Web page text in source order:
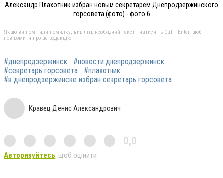
Александр Плахотник избран новым секретарем Днепродзержинского
горсовета (фото) - фото 6
Якщо ви помітили помилку, виділіть необхідний текст і натисніть Ctrl + Enter, щоб
повідомити про це редакцію
#днепродзержинск
#новости днепродзержинск
#секретарь горсовета
#плахотник
#в днепродзержинске избран секретарь горсовета
Кравец Денис Александрович
0,0
Авторизуйтесь, щоб оцінити